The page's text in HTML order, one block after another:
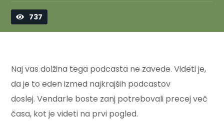
737
Naj vas dolžina tega podcasta ne zavede. Videti je,
da je to eden izmed najkrajših podcastov
doslej.Vendarle boste zanj potrebovali precej več
časa, kot je videti na prvi pogled.